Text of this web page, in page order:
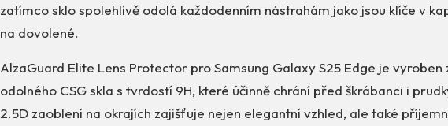
zatímco sklo spolehlivě odolá každodenním nástrahám jako jsou klíče v
na dovolené.
AlzaGuard Elite Lens Protector pro Samsung Galaxy S25 Edge je vyroben
odolného CSG skla s tvrdostí 9H, které účinně chrání před škrábanci i
2.5D zaoblení na okrajích zajišťuje nejen elegantní vzhled, ale také